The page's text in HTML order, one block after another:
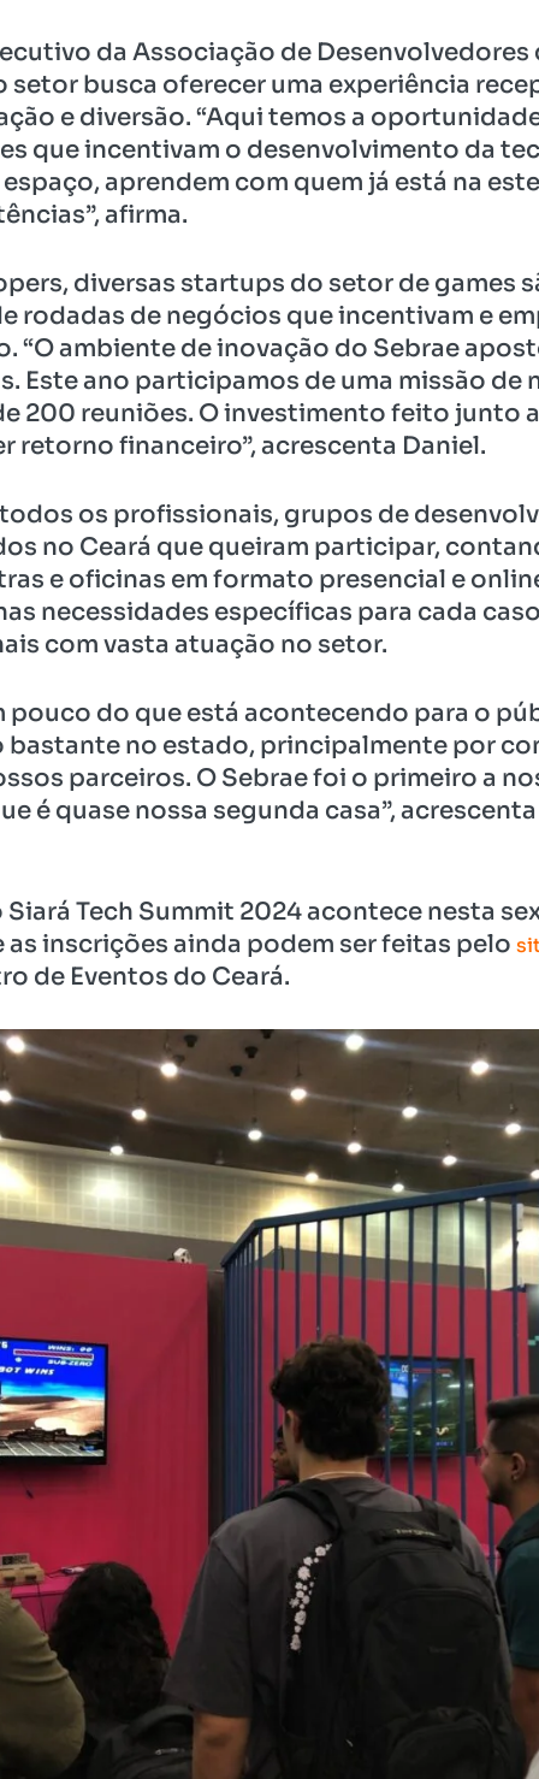
da Associação de Desenvolvedores
setor busca oferecer uma experiência
e diversão. “Aqui temos a
que incentivam o desenvolvimento da
aprendem com quem já está na
afirma.
diversas startups do setor de games
rodadas de negócios que incentivam e
“O ambiente de inovação do Sebrae
Este ano participamos de uma missão de
200 reuniões. O investimento feito junto
retorno financeiro”, acrescenta Daniel.
os profissionais, grupos de
no Ceará que queiram participar,
e oficinas em formato presencial e
necessidades específicas para cada
com vasta atuação no setor.
pouco do que está acontecendo para o
bastante no estado, principalmente por
parceiros. O Sebrae foi o primeiro a
é quase nossa segunda casa”,
Tech Summit 2024 acontece nesta
inscrições ainda podem ser feitas pelo
de Eventos do Ceará.